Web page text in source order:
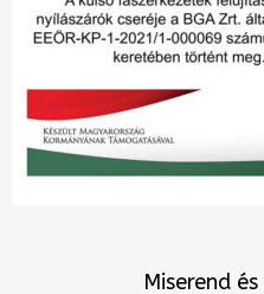
Miserend